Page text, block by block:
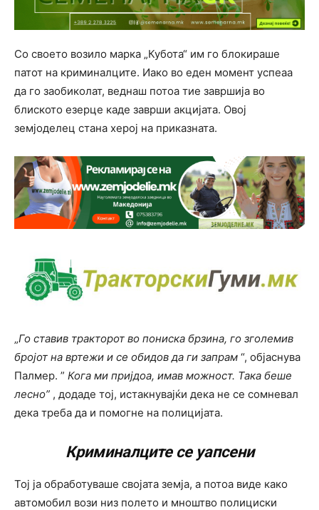
Со своето возило марка „Кубота“ им го блокираше
патот на криминалците. Иако во еден момент успеаа
да го заобиколат, веднаш потоа тие завршија во
блиското езерце каде заврши акцијата. Овој
земјоделец стана херој на приказната.
„Го ставив тракторот во пониска брзина, го зголемив
бројот на вртежи и се обидов да ги запрам “, објаснува
Палмер. ” Кога ми пријдоа, имав можност. Така беше
лесно” , додаде тој, истакнувајќи дека не се сомневал
дека треба да и помогне на полицијата.
Криминалците се уапсени
Тој ја обработуваше својата земја, а потоа виде како
автомобил вози низ полето и мноштво полициски